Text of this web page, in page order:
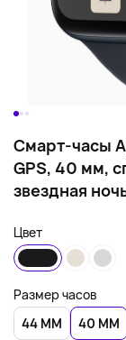
Смарт-часы
GPS, 40 мм,
звездная
Цвет
Размер часов
44 ММ
40 ММ